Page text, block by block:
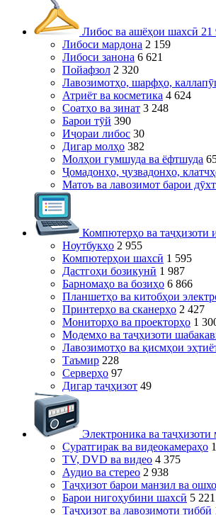
Либос ва ашёҳои шахсӣ 21
Либоси мардона 2 159
Либоси занона 6 621
Пойафзол 2 320
Лавозимотҳо, шарфҳо,
Атриёт ва косметика 4 624
Соатҳо ва зинат 3 248
Барои тӯй 390
Иҷораи либос 30
Дигар молҳо 382
Молҳои гумшуда ва ёфтшуда
Ҷомадонҳо, ҷузвадонҳо,
Матоъ ва лавозимот барои
Компютерҳо ва таҷҳизоти
Ноутбукҳо 2 955
Компютерҳои шахсӣ 1 595
Дастгоҳи бозикунӣ 1 987
Барномаҳо ва бозиҳо 6 866
Планшетҳо ва китобҳои
Принтерҳо ва сканерҳо 2 427
Мониторҳо ва проекторҳо 1
Модемҳо ва таҷҳизоти
Лавозимотҳо ва қисмҳои
Таъмир 228
Серверҳо 97
Дигар таҷҳизот 49
Электроника ва
Суратгирак ва видеокамераҳо
TV, DVD ва видео 4 375
Аудио ва стерео 2 938
Таҷҳизот барои манзил ва
Барои нигоҳубини шахсӣ 5 221
Таҷҳизот ва лавозимоти тиббӣ